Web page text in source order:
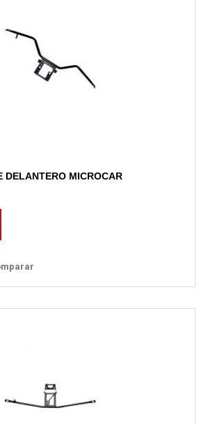
DELANTERO MICROCAR